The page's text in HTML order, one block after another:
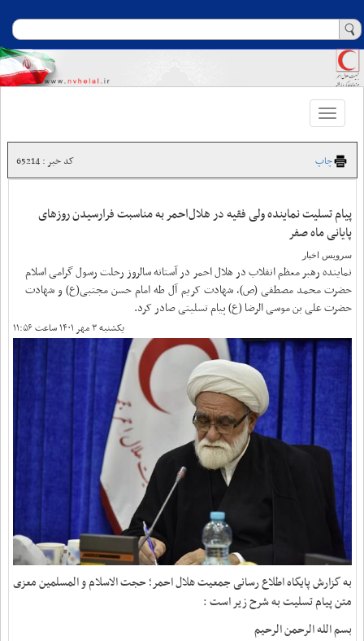
Toggle
navigation
چاپ کد خبر : 65214
پیام تسلیت نماینده ولی فقیه در هلال‌احمر به مناسبت فرارسیدن روزهای
پایانی ماه صفر
سرویس اخبار
نماینده رهبر معظم انقلاب در هلال احمر در آستانه سالروز رحلت رسول گرامی اسلام
حضرت محمد مصطفی (ص)، شهادت کریم آل طه امام حسن مجتبی(ع) و شهادت
حضرت علی بن موسی الرضا (ع) پیام تسلیتی صادر کرد.
یکشنبه ۳ مهر ۱۴۰۱ ساعت ۱۱:۵۶
به گزارش پایگاه اطلاع رسانی جمعیت هلال احمر؛ حجت الاسلام و المسلمین معزی
متن پیام تسلیت به شرح زیر است :
بسم الله الرحمن الرحیم